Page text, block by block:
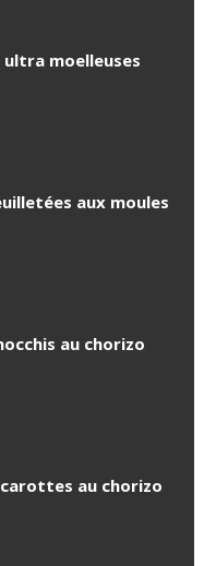
moelleuses
aux moules
au chorizo
au chorizo